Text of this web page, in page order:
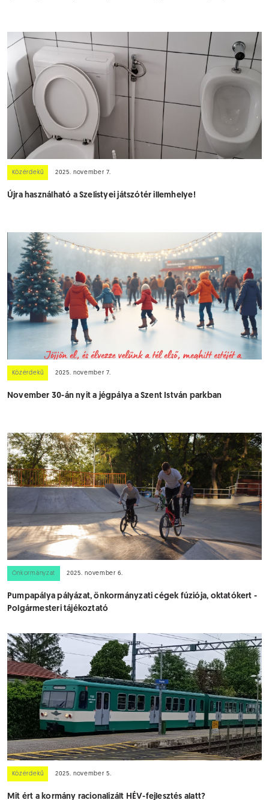
Közérdekű 2025. november 7.
Újra használható a Szelistyei játszótér illemhelye!
Közérdekű 2025. november 7.
November 30-án nyit a jégpálya a Szent István parkban
Önkormányzat 2025. november 6.
Pumpapálya pályázat, önkormányzati cégek fúziója, oktatókert -
Polgármesteri tájékoztató
Közérdekű 2025. november 5.
Mit ért a kormány racionalizált HÉV-fejlesztés alatt?